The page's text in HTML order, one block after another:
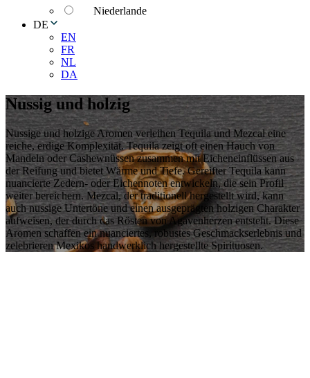
Niederlande
DE
EN
FR
NL
DA
Nussig und holzig
Nussige und holzige Aromen verleihen Tequila und Mezcal eine
reiche, erdige Komplexität. Tequila zeigt oft einen Hauch von
Mandeln oder Cashewnüssen zusammen mit Eicheneinflüssen aus
der Reifung und bietet Wärme und Tiefe. Gereifter Tequila kann
nuancierte Zedern- oder Eichennoten entwickeln, die sein Profil
weiter bereichern. Mezcal, der traditionell hergestellt wird, kann
auch nussige Untertöne und einen ausgeprägten holzigen Charakter
aufweisen, der durch das Rösten von Agavenherzen entsteht. Diese
Aromen schaffen ein nuanciertes, robustes Geschmackserlebnis und
zelebrieren Mexikos handwerklich hergestellte Spirituosen.